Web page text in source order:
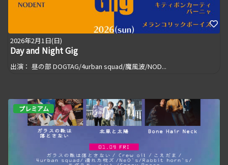
2026年2月1日(日)
Day and Night Gig
出演： 昼の部 DOGTAG/4urban squad/魔風波/NOD...
プレミアム